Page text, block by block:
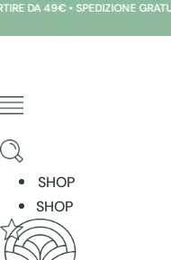
Skip
to
49€ • SPEDIZIONE
SHOP
SHOP